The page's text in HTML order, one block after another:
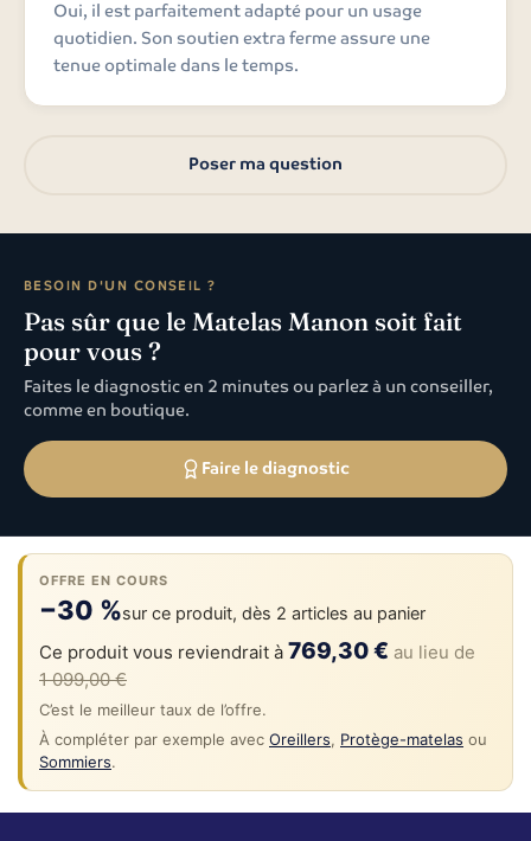
Oui, il est parfaitement adapté pour un usage
quotidien. Son soutien extra ferme assure une
tenue optimale dans le temps.
Poser ma question
BESOIN D'UN CONSEIL ?
Pas sûr que le Matelas Manon soit fait
pour vous ?
Faites le diagnostic en 2 minutes ou parlez à un conseiller,
comme en boutique.
Faire le diagnostic
OFFRE EN COURS
−30 %sur ce produit, dès 2 articles au panier
Ce produit vous reviendrait à 769,30 € au lieu de
1 099,00 €
C’est le meilleur taux de l’offre.
À compléter par exemple avec Oreillers, Protège-matelas ou
Sommiers.